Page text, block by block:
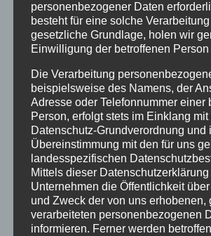
galactica easy cover – die
Stretchhusse
Bewertet
mit5.00
von
5
Details
zur Wunschliste
personenbezogener Daten
besteht für eine solche
gesetzliche Grundlage, holen wir
Einwilligung der betroffenen Person
Die Verarbeitung
beispielsweise des Namens, der
Adresse oder Telefonnummer einer
Person, erfolgt stets im Einklang mit
Datenschutz-Grundverordnung und
Übereinstimmung mit den für uns
landesspezifischen
Mittels dieser
Unternehmen die Öffentlichkeit
und Zweck der von uns erhobenen,
verarbeiteten personenbezogenen
informieren. Ferner werden